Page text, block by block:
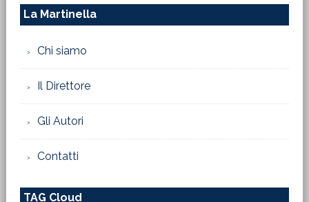
La Martinella
Chi siamo
Il Direttore
Gli Autori
Contatti
TAG Cloud